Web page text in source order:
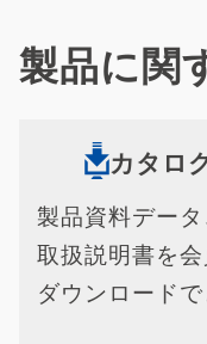
製品に関
カタロ
製品資料データ
取扱説明書を
ダウンロードで